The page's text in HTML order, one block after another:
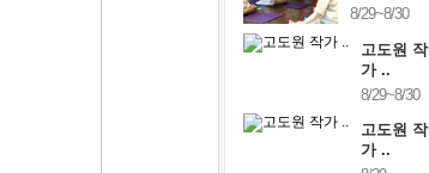
8/29~8/30
고도원 작
가 ..
8/29~8/30
고도원 작
가 ..